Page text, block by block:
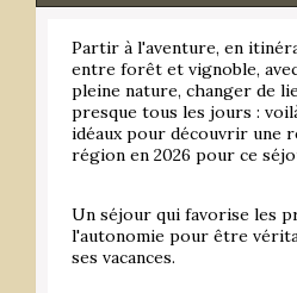
Partir à l'aventure, en
entre forêt et vignoble,
pleine nature, changer de
presque tous les jours :
idéaux pour découvrir une
région en 2026 pour ce
Un séjour qui favorise les
l'autonomie pour être
ses vacances.